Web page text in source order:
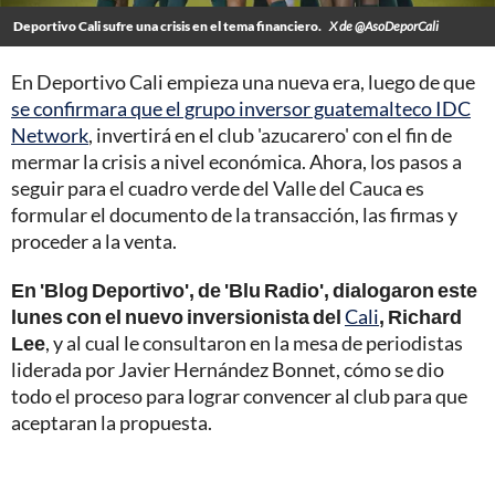
Deportivo Cali sufre una crisis en el tema financiero. X de @AsoDeporCali
En Deportivo Cali empieza una nueva era, luego de que
se confirmara que el grupo inversor guatemalteco IDC
Network, invertirá en el club 'azucarero' con el fin de
mermar la crisis a nivel económica. Ahora, los pasos a
seguir para el cuadro verde del Valle del Cauca es
formular el documento de la transacción, las firmas y
proceder a la venta.
En 'Blog Deportivo', de 'Blu Radio', dialogaron este
lunes con el nuevo inversionista delCali, Richard
Lee, y al cual le consultaron en la mesa de periodistas
liderada por Javier Hernández Bonnet, cómo se dio
todo el proceso para lograr convencer al club para que
aceptaran la propuesta.